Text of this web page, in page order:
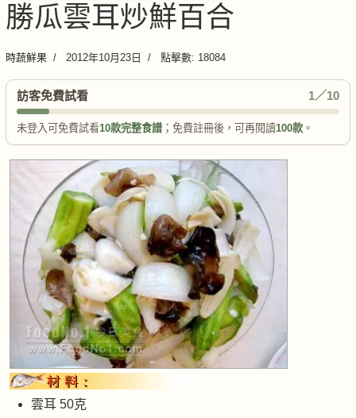
勝瓜雲耳炒鮮百合
時蔬鮮果 2012年10月23日 點擊數: 18084
訪客免費試看 1／10
未登入可免費試看10款完整食譜 ；免費註冊後，可再閱讀100款 。
雲耳 50克